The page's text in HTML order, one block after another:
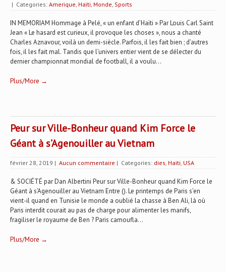
| Categories: Amerique, Haïti, Monde, Sports
IN MEMORIAM Hommage à Pelé, « un enfant d’Haïti » Par Louis Carl Saint
Jean « Le hasard est curieux, il provoque les choses », nous a chanté
Charles Aznavour, voilà un demi-siècle. Parfois, il les fait bien ; d’autres
fois, il les fait mal. Tandis que l’univers entier vient de se délecter du
dernier championnat mondial de football, il a voulu...
Plus/More →
Peur sur Ville-Bonheur quand Kim Force le
Géant à s’Agenouiller au Vietnam
février 28, 2019 | Aucun commentaire | Categories: dies, Haïti, USA
& SOCIÉTÉ par Dan Albertini Peur sur Ville-Bonheur quand Kim Force le
Géant à s’Agenouiller au Vietnam Entre (). Le printemps de Paris s’en
vient-il quand en Tunisie le monde a oublié la chasse à Ben Ali, là où
Paris interdit courait au pas de charge pour alimenter les manifs,
fragiliser le royaume de Ben ? Paris camoufla...
Plus/More →